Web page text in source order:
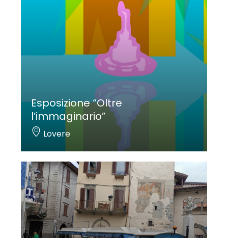
Esposizione “Oltre
l’immaginario”
Lovere